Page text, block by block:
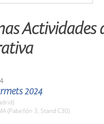
Actividades
2024
(Pabellón 3, Stand C30)